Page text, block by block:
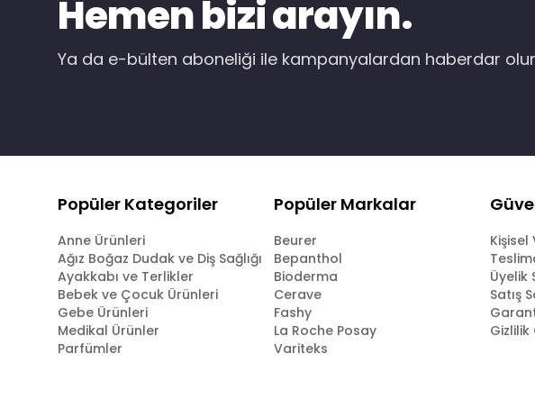
Hemen bizi arayın.
Ya da e-bülten aboneliği ile kampanyalardan haberdar
Popüler Kategoriler
Anne Ürünleri
Ağız Boğaz Dudak ve Diş Sağlığı
Ayakkabı ve Terlikler
Bebek ve Çocuk Ürünleri
Gebe Ürünleri
Medikal Ürünler
Parfümler
Popüler Markalar
Beurer
Bepanthol
Bioderma
Cerave
Fashy
La Roche Posay
Variteks
Kişisel
Üyelik
Satış
Gizlilik